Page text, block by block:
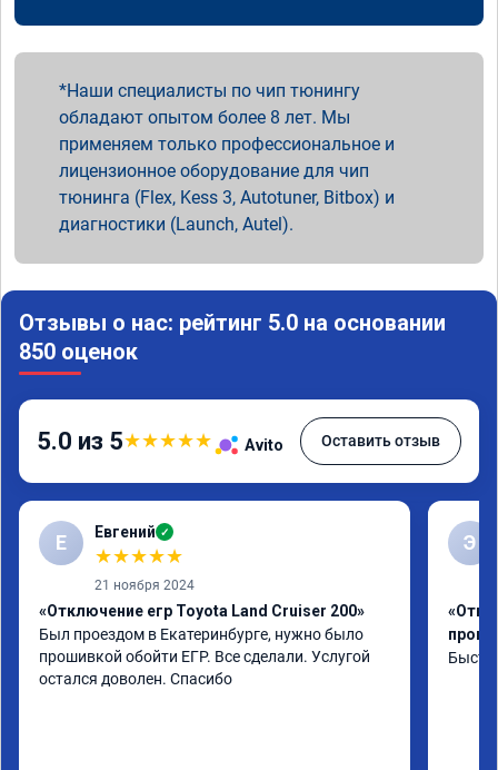
Наши специалисты по чип тюнингу
обладают опытом более 8 лет. Мы
применяем только профессиональное и
лицензионное оборудование для чип
тюнинга (Flex, Kess 3, Autotuner, Bitbox) и
диагностики (Launch, Autel).
Отзывы о нас: рейтинг 5.0 на основании
850 оценок
5.0 из 5★★★★★ Avito Оставить отзыв
Е Евгений ✓
★★★★★
21 ноября 2024
«Отключение егр Toyota Land Cruiser 200»
Был проездом в Екатеринбурге, нужно было
прошивкой обойти ЕГР. Все сделали. Услугой
остался доволен. Спасибо
Э